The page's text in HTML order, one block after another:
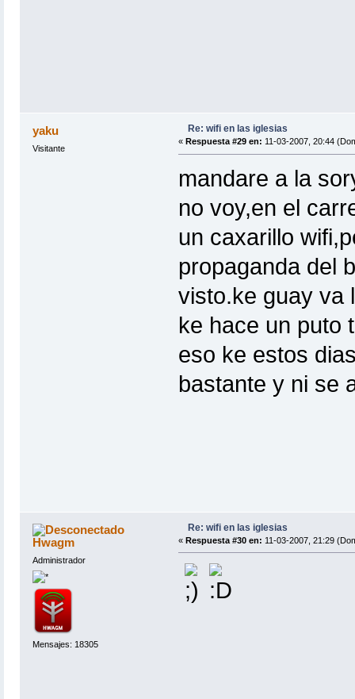
yaku
Visitante
Re: wifi en las iglesias
« Respuesta #29 en: 11-03-2007, 20:44
mandare a la
no voy,en el
un caxarillo
propaganda del
visto.ke guay va
ke hace un puto
eso ke estos
bastante y ni se
Hwagm
Administrador
Mensajes: 18305
Re: wifi en las iglesias
« Respuesta #30 en: 11-03-2007, 21:29